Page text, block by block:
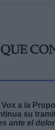
a la
su
ante el